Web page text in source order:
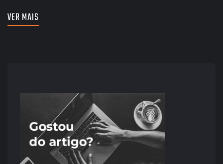
VER MAIS